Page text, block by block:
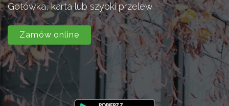
Gotówka, karta lub szybki przelew
Zamów online